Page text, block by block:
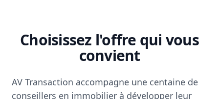
Choisissez l'offre qui vous
convient
AV Transaction accompagne une centaine de
conseillers en immobilier à développer leur